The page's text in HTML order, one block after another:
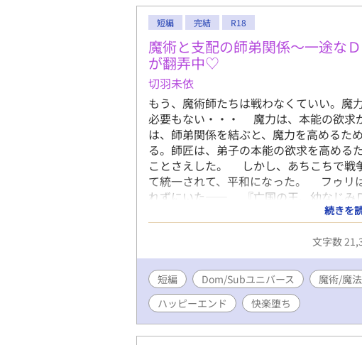
短編 完結 R18
魔術と支配の師弟関係～一途な
が翻弄中♡
切羽未依
もう、魔術師たちは戦わなくていい。魔
必要もない・・・ 魔力は、本能の欲
は、師弟関係を結ぶと、魔力を高めるた
る。師匠は、弟子の本能の欲求を高める
ことさえした。 しかし、あちこちで戦
て統一されて、平和になった。 フゥリ
れずにいた―― 『亡国の王、幼なじみ
来た魔術師たちの設定を考えてたら、楽
の王、』を読んでなくても、だいじょ
頭部分をムーンライトノベルズ様に投稿
続きを
文字数
短編 Dom/Subユニバース 魔術/魔法
ハッピーエンド
快楽堕ち